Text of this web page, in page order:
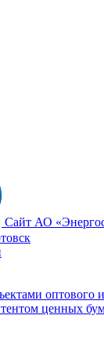
Сайт АО
оптового
ценных